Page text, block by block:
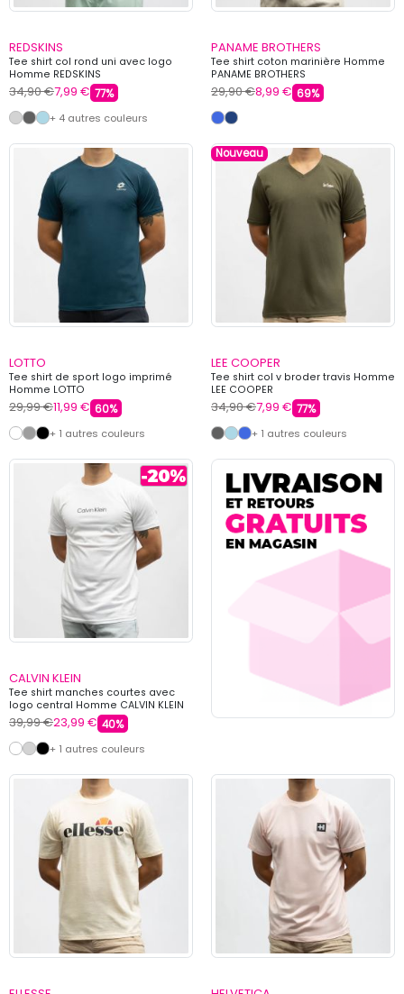
REDSKINS
Tee shirt col rond uni avec logo
Homme REDSKINS
34,90 €7,99 € 77%
+ 4 autres couleurs
PANAME BROTHERS
Tee shirt coton marinière Homme
PANAME BROTHERS
29,90 €8,99 € 69%
LOTTO
Tee shirt de sport logo imprimé
Homme LOTTO
29,99 €11,99 € 60%
+ 1 autres couleurs
Nouveau
LEE COOPER
Tee shirt col v broder travis Homme
LEE COOPER
34,90 €7,99 € 77%
+ 1 autres couleurs
CALVIN KLEIN
Tee shirt manches courtes avec
logo central Homme CALVIN KLEIN
39,99 €23,99 € 40%
+ 1 autres couleurs